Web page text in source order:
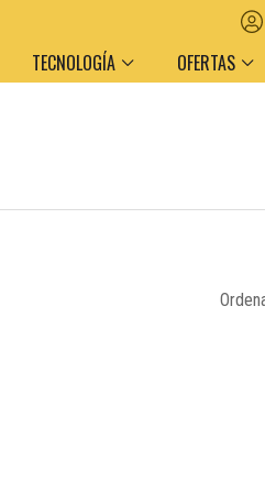
TECNOLOGÍA OFERTAS